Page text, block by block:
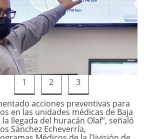
1 2
3
acciones preventivas para
en las unidades médicas de Baja
llegada del huracán Olaf”, señaló
Sánchez Echeverría,